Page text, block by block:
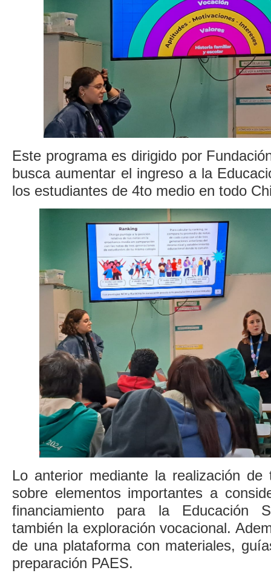
Este programa es dirigido por
busca aumentar el ingreso a la
los estudiantes de 4to medio en todo
Lo anterior mediante la realización de
sobre elementos importantes a
financiamiento para la Educación
también la exploración vocacional.
de una plataforma con materiales,
preparación PAES.